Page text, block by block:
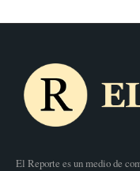
El Reporte es un medio de